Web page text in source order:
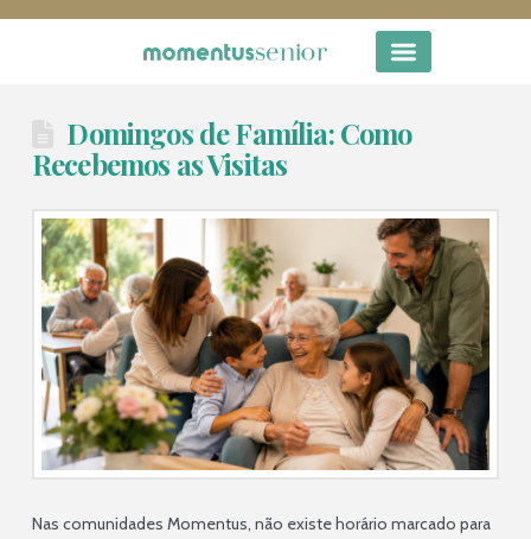
Domingos de Família: Como
Recebemos as Visitas
Nas comunidades Momentus, não existe horário marcado para